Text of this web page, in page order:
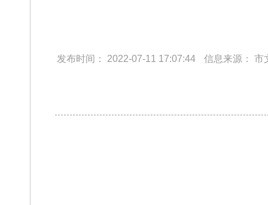
发布时间： 2022-07-11 17:07:44 信息来源： 市